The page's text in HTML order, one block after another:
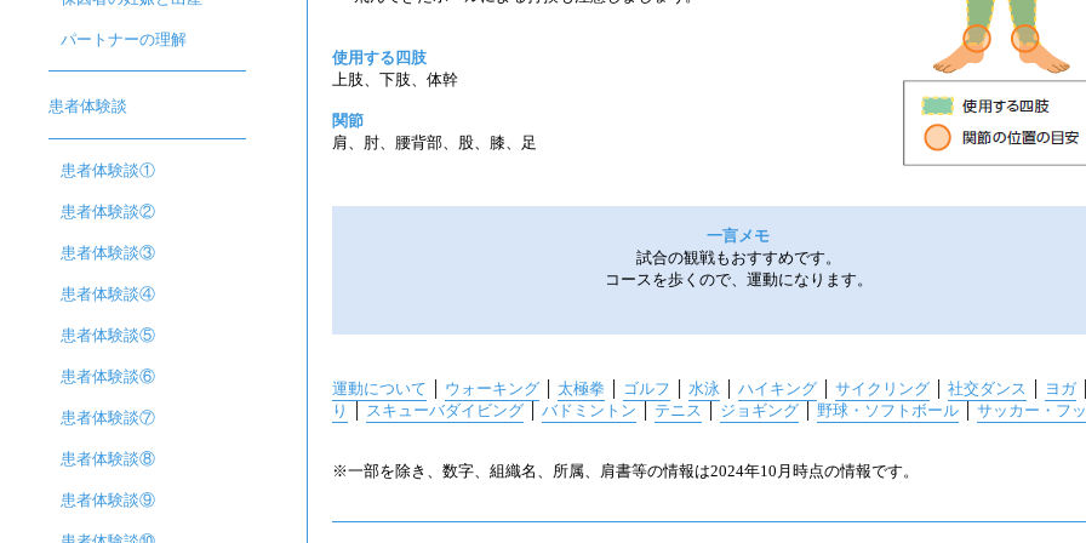
パートナーの理解
患者体験談
患者体験談①
患者体験談②
患者体験談③
患者体験談④
患者体験談⑤
患者体験談⑥
患者体験談⑦
患者体験談⑧
患者体験談⑨
使用する四肢
上肢、下肢、体幹
関節
肩、肘、腰背部、股、膝、足
一言メモ
試合の観戦もおすすめです。
コースを歩くので、運動になります。
運動について ウォーキング 太極拳 ゴルフ 水泳 ハイキング サイクリング 社交ダンス ヨガ│
り
スキューバダイビング バドミントン テニス ジョギング 野球・ソフトボール サッカー・フ
※一部を除き、数字、組織名、所属、肩書等の情報は2024年10月時点の情報です。